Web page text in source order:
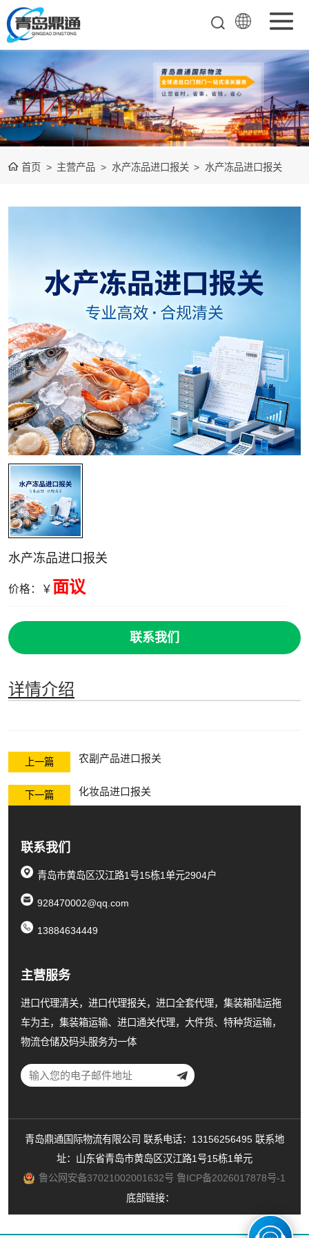
首页 > 主营产品 > 水产冻品进口报关 > 水产冻品进口报关
水产冻品进口报关
价格：￥ 面议
联系我们
详情介绍
上一篇 农副产品进口报关
下一篇 化妆品进口报关
联系我们
青岛市黄岛区汉江路1号15栋1单元2904户
928470002@qq.com
13884634449
主营服务
进口代理清关，进口代理报关，进口全套代理，集装箱陆运拖
车为主，集装箱运输、进口通关代理，大件货、特种货运输，
物流仓储及码头服务为一体
青岛鼎通国际物流有限公司 联系电话：13156256495 联系地
址：山东省青岛市黄岛区汉江路1号15栋1单元
鲁公网安备37021002001632号 鲁ICP备2026017878号-1
底部链接：
矿产品进口报关
清关
农副产品进口报
关清关
水产冻品进口报
关化妆品进口报关
设备进口报关
其他杂项进口报